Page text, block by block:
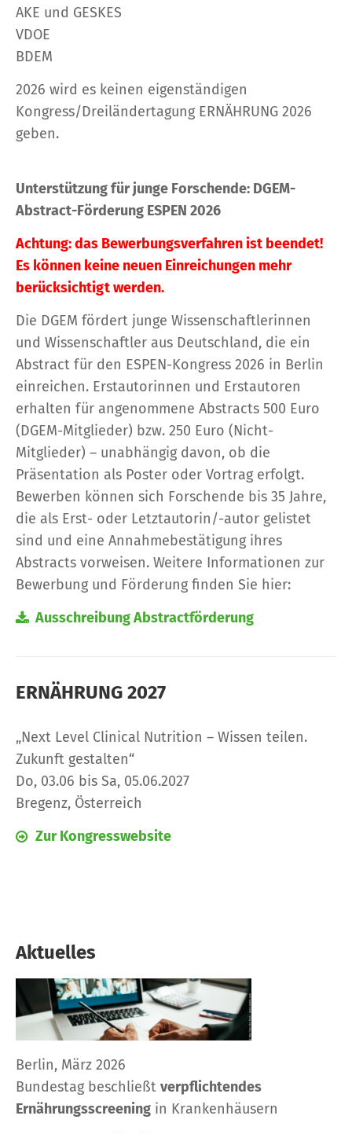
AKE und GESKES
VDOE
BDEM
2026 wird es keinen eigenständigen
Kongress/Dreiländertagung ERNÄHRUNG 2026
geben.
Unterstützung für junge Forschende: DGEM-
Abstract-Förderung ESPEN 2026
Achtung: das Bewerbungsverfahren ist beendet!
Es können keine neuen Einreichungen mehr
berücksichtigt werden.
Die DGEM fördert junge Wissenschaftlerinnen
und Wissenschaftler aus Deutschland, die ein
Abstract für den ESPEN-Kongress 2026 in Berlin
einreichen. Erstautorinnen und Erstautoren
erhalten für angenommene Abstracts 500 Euro
(DGEM-Mitglieder) bzw. 250 Euro (Nicht-
Mitglieder) – unabhängig davon, ob die
Präsentation als Poster oder Vortrag erfolgt.
Bewerben können sich Forschende bis 35 Jahre,
die als Erst- oder Letztautorin/-autor gelistet
sind und eine Annahmebestätigung ihres
Abstracts vorweisen. Weitere Informationen zur
Bewerbung und Förderung finden Sie hier:
Ausschreibung Abstractförderung
ERNÄHRUNG 2027
„Next Level Clinical Nutrition – Wissen teilen.
Zukunft gestalten“
Do, 03.06 bis Sa, 05.06.2027
Bregenz, Österreich
Zur Kongresswebsite
Aktuelles
Berlin, März 2026
Bundestag beschließt verpflichtendes
Ernährungsscreening in Krankenhäusern